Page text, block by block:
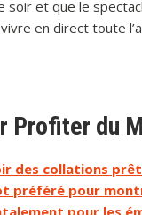
soir et que le
en direct toute
Profiter du
des collations
préféré pour
pour les